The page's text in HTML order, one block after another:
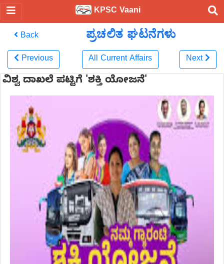
KPSC Vaani
Back ಪ್ರಚಲಿತ ಘಟನೆಗಳು
Previous All Current Affairs Next
ವಿಶ್ವ ದಾಖಲೆ ಪಟ್ಟಿಗೆ 'ಶಕ್ತಿ ಯೋಜನೆ'